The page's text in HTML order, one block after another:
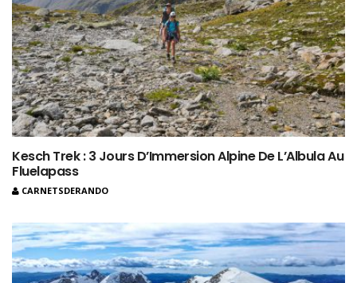
Kesch Trek : 3 Jours D’Immersion Alpine De L’Albula Au
Fluelapass
CARNETSDERANDO